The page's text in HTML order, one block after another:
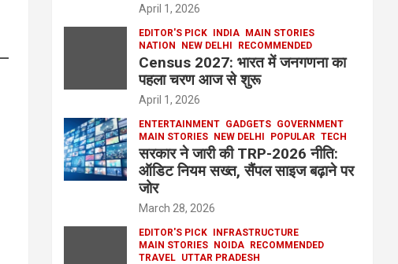
April 1, 2026
EDITOR'S PICK INDIA MAIN STORIES
NATION
NEW DELHI RECOMMENDED
Census 2027: भारत में जनगणना का
पहला चरण आज से शुरू
April 1, 2026
ENTERTAINMENT GADGETS GOVERNMENT
MAIN STORIES NEW DELHI POPULAR TECH
सरकार ने जारी की TRP-2026 नीति:
ऑडिट नियम सख्त, सैंपल साइज बढ़ाने पर
जोर
March 28, 2026
EDITOR'S PICK INFRASTRUCTURE
MAIN STORIES NOIDA RECOMMENDED
TRAVEL UTTAR PRADESH